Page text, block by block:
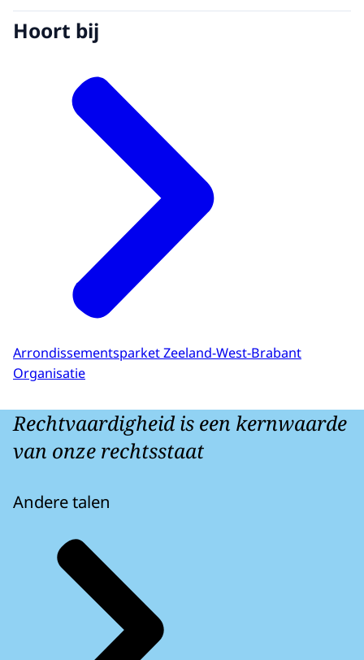
Hoort bij
Arrondissementsparket Zeeland-West-Brabant
Organisatie
Rechtvaardigheid is een kernwaarde
van onze rechtsstaat
Andere talen